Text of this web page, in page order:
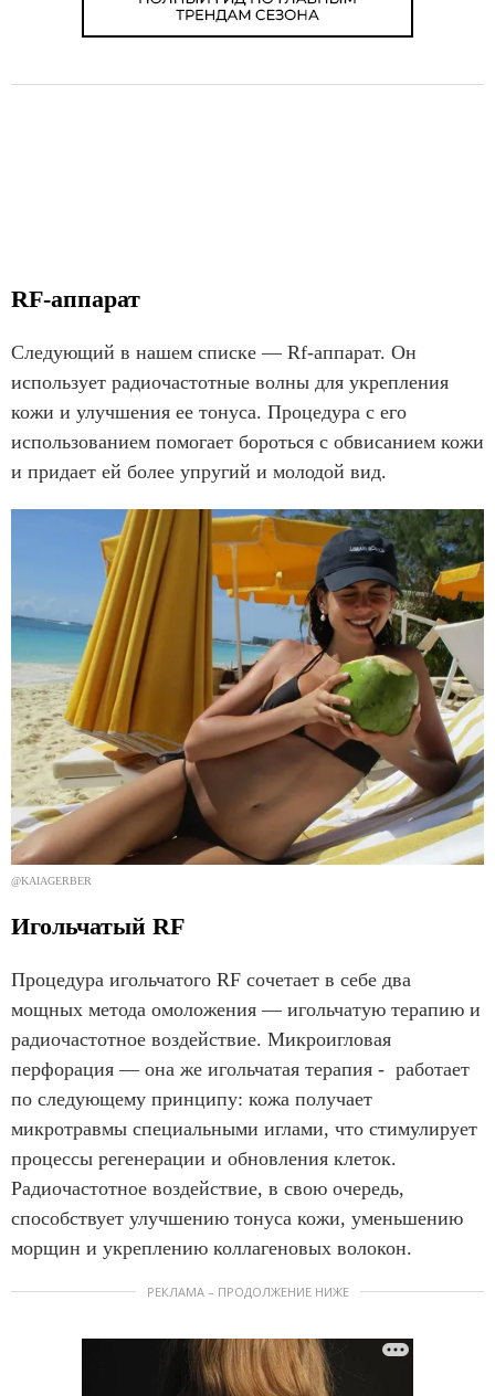
RF-аппарат
Следующий в нашем списке — Rf-аппарат. Он
использует радиочастотные волны для укрепления
кожи и улучшения ее тонуса. Процедура с его
использованием помогает бороться с обвисанием кожи
и придает ей более упругий и молодой вид.
@KAIAGERBER
Игольчатый RF
Процедура игольчатого RF сочетает в себе два
мощных метода омоложения — игольчатую терапию и
радиочастотное воздействие. Микроигловая
перфорация — она же игольчатая терапия - работает
по следующему принципу: кожа получает
микротравмы специальными иглами, что стимулирует
процессы регенерации и обновления клеток.
Радиочастотное воздействие, в свою очередь,
способствует улучшению тонуса кожи, уменьшению
морщин и укреплению коллагеновых волокон.
РЕКЛАМА – ПРОДОЛЖЕНИЕ НИЖЕ